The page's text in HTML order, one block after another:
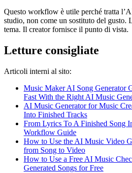
Questo workflow è utile perché tratta
studio, non come un sostituto del gusto.
tema. Il creator fornisce il punto di vista.
Letture consigliate
Articoli interni al sito:
Music Maker AI Song Generator
Fast With the Right AI Music
AI Music Generator for Music
Into Finished Tracks
From Lyrics To A Finished Song
Workflow Guide
How to Use the AI Music Video
from Song to Video
How to Use a Free AI Music
Generated Songs for Free